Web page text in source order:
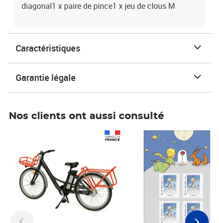
diagonal1 x paire de pince1 x jeu de clous M
Caractéristiques
Garantie légale
Nos clients ont aussi consulté
Prix 7,50€